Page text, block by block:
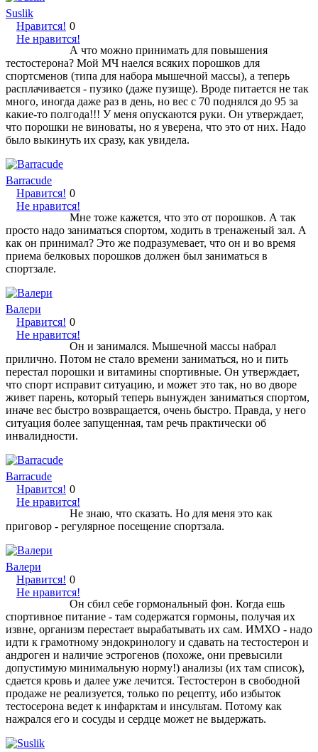
Suslik
Нравится!
Не нравится!
0
А что можно принимать для повышения
тестостерона? Мой МЧ наелся всяких порошков для
спортсменов (типа для набора мышечной массы), а теперь
расплачивается - пузико (даже пузище). Вроде питается не так
много, иногда даже раз в день, но вес с 70 поднялся до 95 за
какие-то полгода!!! У меня опускаются руки. Он утверждает,
что порошки не виноваты, но я уверена, что это от них. Надо
было выкинуть их сразу, как увидела.
Barracude
Нравится!
Не нравится!
0
Мне тоже кажется, что это от порошков. А так
просто надо заниматься спортом, ходить в тренаженый зал. А
как он принимал? Это же подразумевает, что он и во время
приема белковых порошков должен был заниматься в
спортзале.
Валери
Нравится!
Не нравится!
0
Он и занимался. Мышечной массы набрал
прилично. Потом не стало времени заниматься, но и пить
перестал порошки и витамины спортивные. Он утверждает,
что спорт исправит ситуацию, и может это так, но во дворе
живет парень, который теперь вынужден заниматься спортом,
иначе вес быстро возвращается, очень быстро. Правда, у него
ситуация более запущенная, там речь практически об
инвалидности.
Barracude
Нравится!
Не нравится!
0
Не знаю, что сказать. Но для меня это как
приговор - регулярное посещение спортзала.
Валери
Нравится!
Не нравится!
0
Он сбил себе гормональный фон. Когда ешь
спортивное питание - там содержатся гормоны, получая их
извне, организм перестает вырабатывать их сам. ИМХО - надо
идти к грамотному эндокринологу и сдавать на тестостерон и
андроген и наличие эстрогенов (похоже, они превысили
допустимую минимальную норму!) анализы (их там список),
сдается кровь и далее уже лечится. Тестостерон в свободной
продаже не реализуется, только по рецепту, ибо избыток
тестосерона ведет к инфарктам и инсультам. Потому как
нажрался его и сосуды и сердце может не выдержать.